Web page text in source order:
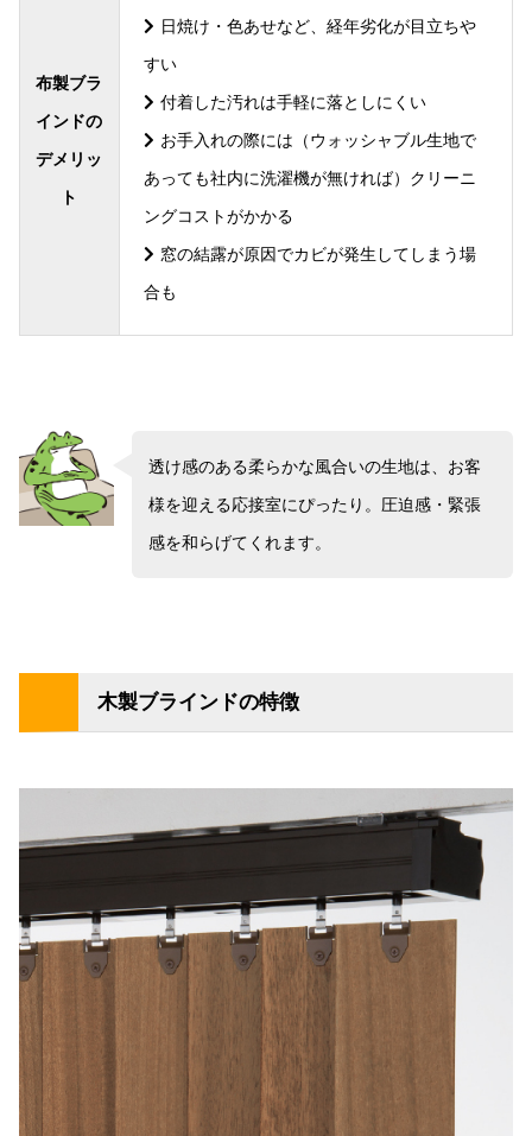
布製ブラ
インドの
デメリッ
ト
日焼け・色あせなど、経年劣化が目立ちや
すい
付着した汚れは手軽に落としにくい
お手入れの際には（ウォッシャブル生地で
あっても社内に洗濯機が無ければ）クリーニ
ングコストがかかる
窓の結露が原因でカビが発生してしまう場
合も
透け感のある柔らかな風合いの生地は、お客
様を迎える応接室にぴったり。圧迫感・緊張
感を和らげてくれます。
木製ブラインドの特徴